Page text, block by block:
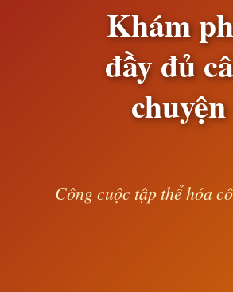
Khám
đầy đủ
chuyện
Công cuộc tập thể hóa